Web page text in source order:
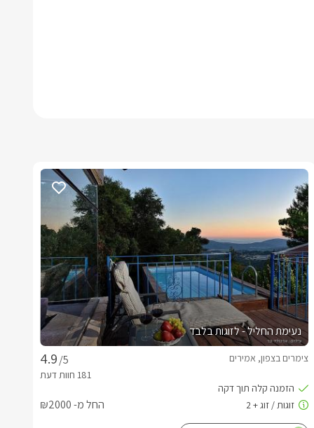
נעימת החליל - לזוגות בלבד
/5
צימרים בצפון, אמירים
החל מ- ₪2000